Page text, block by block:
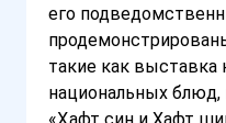
его
такие как выставка
национальных блюд,